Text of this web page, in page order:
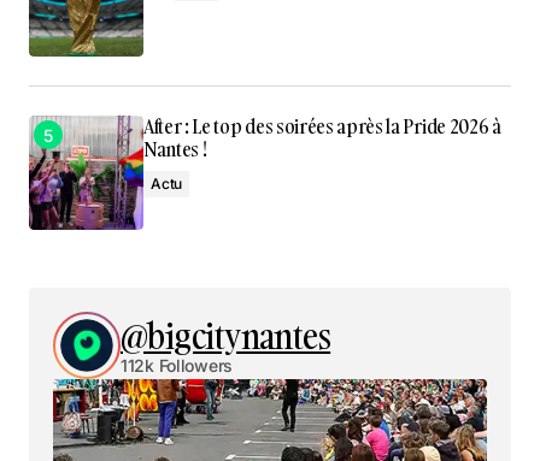
After : Le top des soirées après la Pride 2026 à
Nantes !
Actu
@bigcitynantes
112k Followers